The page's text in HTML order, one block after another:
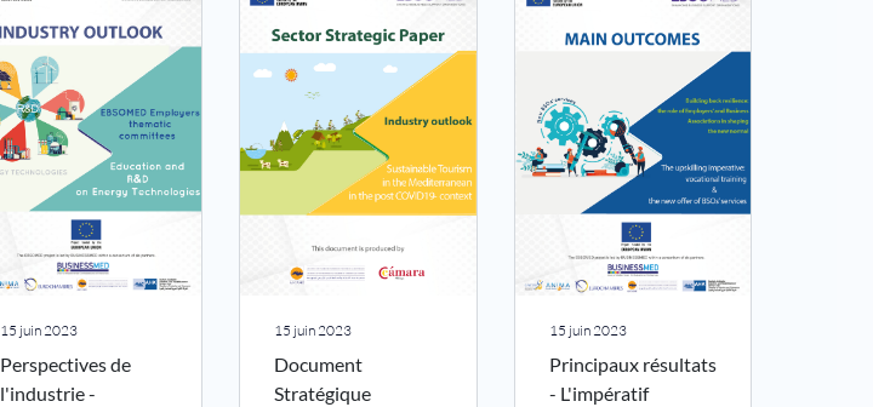
15 juin 2023
Perspectives de
l'industrie -
15 juin 2023
Document
Stratégique
15 juin 2023
Principaux résultats
- L'impératif